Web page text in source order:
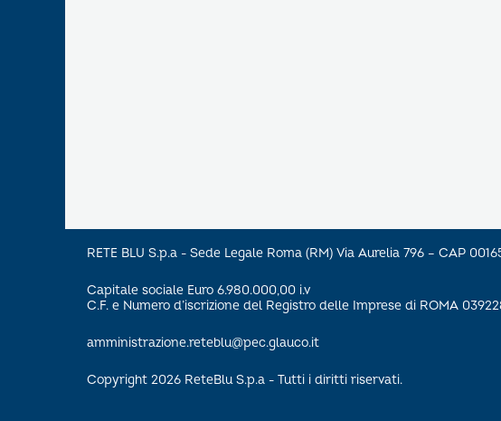
RETE BLU S.p.a - Sede Legale Roma (RM) Via Aurelia 796 – CAP
Capitale sociale Euro 6.980.000,00 i.v
C.F. e Numero d’iscrizione del Registro delle Imprese di ROMA
amministrazione.reteblu@pec.glauco.it
Copyright 2026 ReteBlu S.p.a - Tutti i diritti riservati.